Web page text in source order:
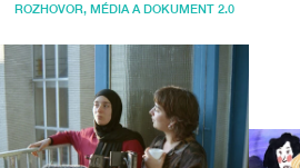
ROZHOVOR, MÉDIA A DOKUMENT 2.0